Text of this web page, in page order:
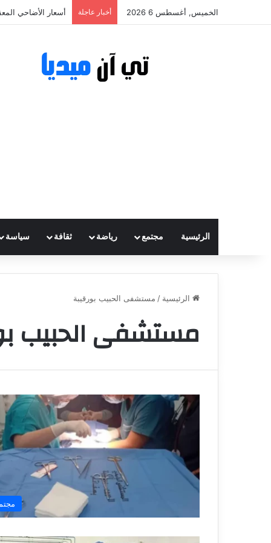
الخميس, أغسطس 6 2026 أخبار عاجلة أسعار الأضاحي المعقولة
الرئيسية مجتمع رياضة ثقافة سياسة
الرئيسية / مستشفى الحبيب بورقيبة
مستشفى الحبيب